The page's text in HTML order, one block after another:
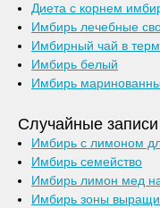
Диета с корнем
Имбирь лечебные
Имбирный чай в
Имбирь белый
Имбирь
Случайные записи
Имбирь с лимоном
Имбирь семейство
Имбирь лимон мед
Имбирь зоны